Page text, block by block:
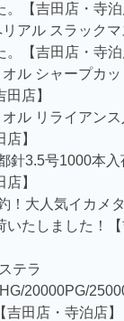
。【吉田店・寺泊
アル スラックマ
。【吉田店・寺泊
ル シャープカッ
田店】
ル リライアン
】
針3.5号1000本入
】
！大人気イカメ
いたしました！
テラ
20000PG/
【吉田店・寺泊店】